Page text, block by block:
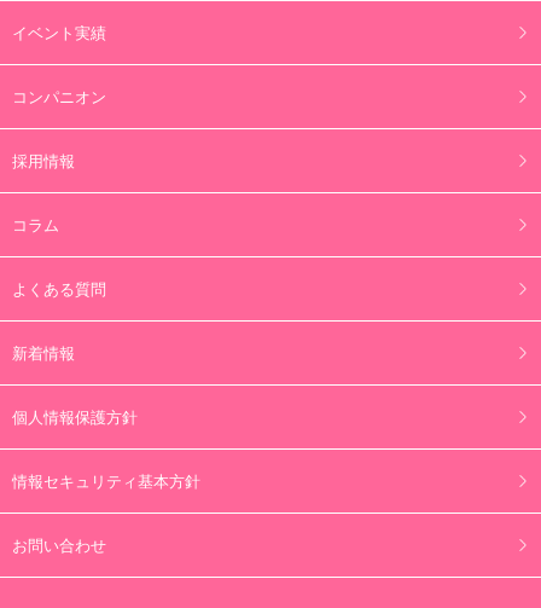
イベント実績
コンパニオン
採用情報
コラム
よくある質問
新着情報
個人情報保護方針
情報セキュリティ基本方針
お問い合わせ